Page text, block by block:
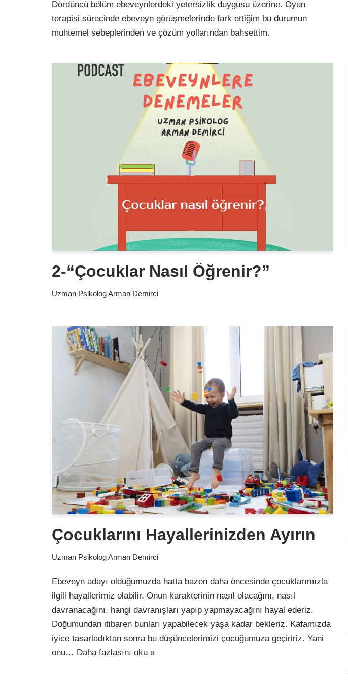
Dördüncü bölüm ebeveynlerdeki yetersizlik duygusu üzerine. Oyun
terapisi sürecinde ebeveyn görüşmelerinde fark ettiğim bu durumun
muhtemel sebeplerinden ve çözüm yollarından bahsettim.
2-“Çocuklar Nasıl Öğrenir?”
Uzman Psikolog Arman Demirci
Çocuklarını Hayallerinizden Ayırın
Uzman Psikolog Arman Demirci
Ebeveyn adayı olduğumuzda hatta bazen daha öncesinde çocuklarımızla
ilgili hayallerimiz olabilir. Onun karakterinin nasıl olacağını, nasıl
davranacağını, hangi davranışları yapıp yapmayacağını hayal ederiz.
Doğumundan itibaren bunları yapabilecek yaşa kadar bekleriz. Kafamızda
iyice tasarladıktan sonra bu düşüncelerimizi çocuğumuza geçiririz. Yani
onu… Daha fazlasını oku »